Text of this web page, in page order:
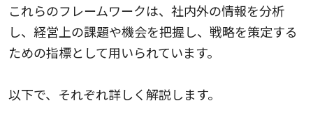
これらのフレームワークは、社内外の情報を分析
し、経営上の課題や機会を把握し、戦略を策定する
ための指標として用いられています。
以下で、それぞれ詳しく解説します。